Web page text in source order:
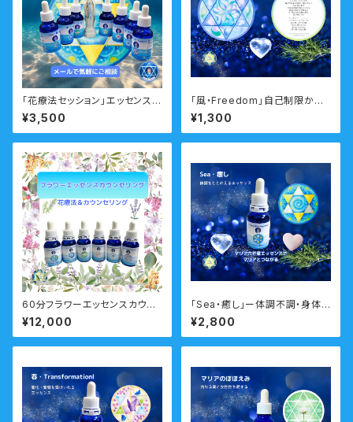
「花療法セッション」エッセンス選
びに迷ったらこちらのメニュー
メール
¥3,500
「風・Freedom」自己制限から
自由になるマリアシンボルカー
ド 瞑想音声ガイド付き
¥1,300
60分フラワーエッセンスカウン
セリング 対面・オンライン フ
ラワーエッセンス付
¥12,000
「Sea・癒し」ー体調不調・身体と
心のバランスを調えるー 瞑想
音声ガイド付き マリアウォータ
ーエッセンス・シングル
¥2,800